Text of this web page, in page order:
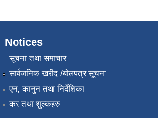
Notices
सूचना तथा समाचार
सार्वजनिक खरीद /बोलपत्र सूचना
एन, कानुन तथा निर्देशिका
कर तथा शुल्कहरु